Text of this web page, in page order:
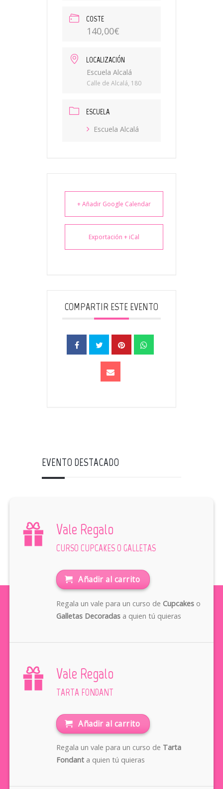
COSTE
140,00€
LOCALIZACIÓN
Escuela Alcalá
Calle de Alcalá, 180
ESCUELA
Escuela Alcalá
+ Añadir Google Calendar
Exportación + iCal
COMPARTIR ESTE EVENTO
EVENTO DESTACADO
Vale Regalo
CURSO CUPCAKES O GALLETAS
Añadir al carrito
Regala un vale para un curso de Cupcakeso
Galletas Decoradasa quien tú quieras
Vale Regalo
TARTA FONDANT
Añadir al carrito
Regala un vale para un curso de Tarta
Fondanta quien tú quieras